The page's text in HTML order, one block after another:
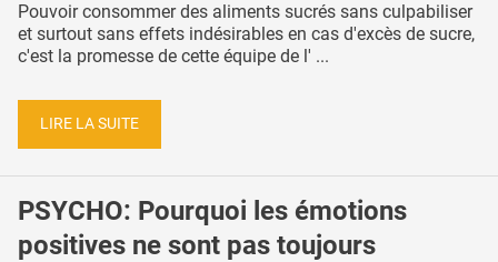
Pouvoir consommer des aliments sucrés sans culpabiliser
et surtout sans effets indésirables en cas d'excès de sucre,
c'est la promesse de cette équipe de l' ...
LIRE LA SUITE
PSYCHO: Pourquoi les émotions
positives ne sont pas toujours